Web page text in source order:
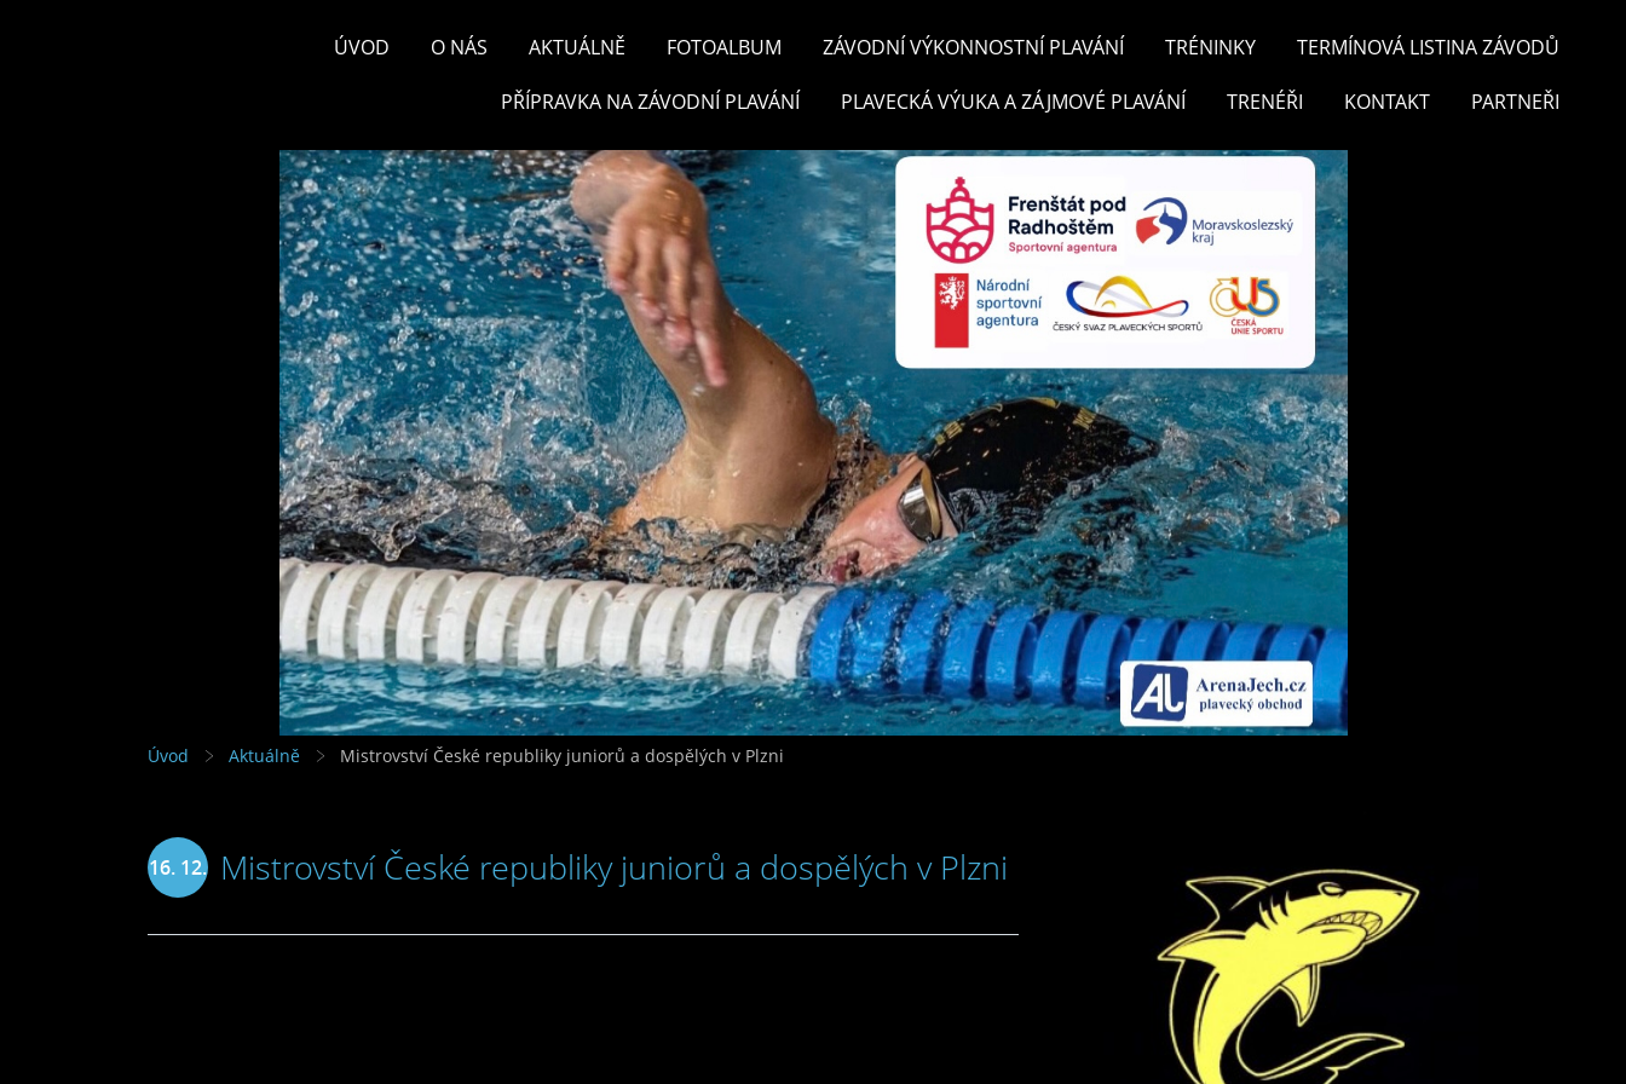
ÚVOD O NÁS AKTUÁLNĚ FOTOALBUM ZÁVODNÍ VÝKONNOSTNÍ PLAVÁNÍ TRÉNINKY TERMÍNOVÁ LISTINA ZÁVODŮ
PŘÍPRAVKA NA ZÁVODNÍ PLAVÁNÍ PLAVECKÁ VÝUKA A ZÁJMOVÉ PLAVÁNÍ TRENÉŘI KONTAKT PARTNEŘI
Úvod Aktuálně Mistrovství České republiky juniorů a dospělých v Plzni
16. 12.
2021
Mistrovství České republiky juniorů a dospělých v Plzni